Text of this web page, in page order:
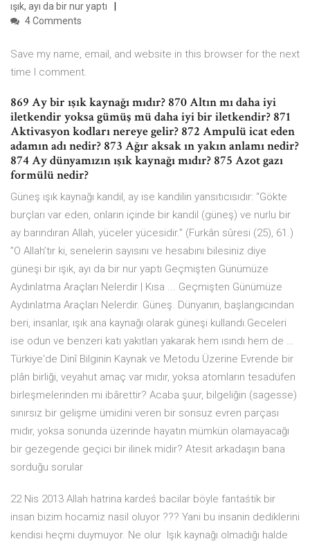
ışık, ayı da bir nur yaptı
4 Comments
Save my name, email, and website in this browser for the next
time I comment.
869 Ay bir ışık kaynağı mıdır? 870 Altın mı daha iyi
iletkendir yoksa gümüş mü daha iyi bir iletkendir? 871
Aktivasyon kodları nereye gelir? 872 Ampulü icat eden
adamın adı nedir? 873 Ağır aksak ın yakın anlamı nedir?
874 Ay dünyamızın ışık kaynağı mıdır? 875 Azot gazı
formülü nedir?
Güneş ışık kaynağı kandil, ay ise kandilin yansıtıcısıdır: “Gökte
burçları var eden, onların içinde bir kandil (güneş) ve nurlu bir
ay barındıran Allah, yüceler yücesidir.” (Furkân sûresi (25), 61.)
”O Allah’tır ki, senelerin sayısını ve hesabını bilesiniz diye
güneşi bir ışık, ayı da bir nur yaptı Geçmişten Günümüze
Aydınlatma Araçları Nelerdir | Kısa ... Geçmişten Günümüze
Aydınlatma Araçları Nelerdir. Güneş. Dünyanın, başlangıcından
beri, insanlar, ışık ana kaynağı olarak güneşi kullandı.Geceleri
ise odun ve benzeri katı yakıtları yakarak hem ısındı hem de …
Türkiye'de Dinî Bilginin Kaynak ve Metodu Üzerine Evrende bir
plân birliği, veyahut amaç var mıdır, yoksa atomların tesadüfen
birleşmelerinden mi ibârettir? Acaba şuur, bilgeliğin (sagesse)
sınırsız bir gelişme ümidini veren bir sonsuz evren parçası
mıdır, yoksa sonunda üzerinde hayatın mümkün olamayacağı
bir gezegende geçici bir ilinek midir? Atesit arkadaşın bana
sorduğu sorular
22 Nis 2013 Allah hatrina kardeś bacilar böyle fantaśtik bir
insan bizim hocamiz nasil oluyor ??? Yani bu insanin dediklerini
kendisi heçmi duymuyor. Ne olur Işık kaynağı olmadığı halde